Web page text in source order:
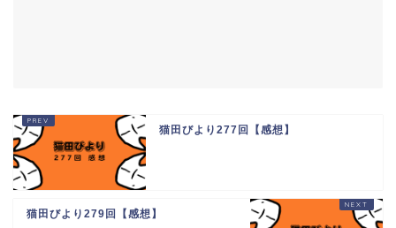
猫田びより277回【感想】
猫田びより279回【感想】